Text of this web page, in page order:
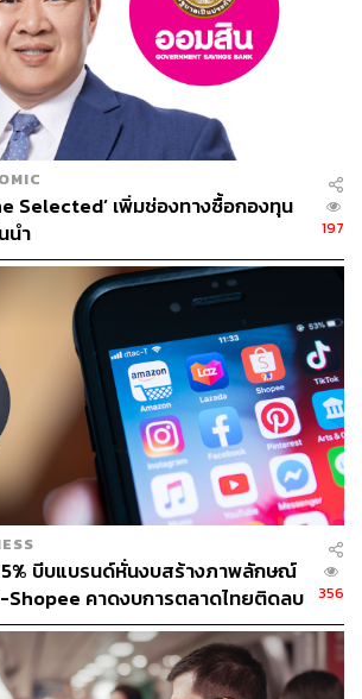
Selected’ เพิ่มช่องทางซื้อกองทุน
นำ
197
บีบแบรนด์หั่นงบสร้างภาพลักษณ์
Shopee คาดงบการตลาดไทยติดลบ
356